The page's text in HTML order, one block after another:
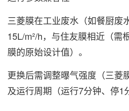
三菱膜在工业废水（如餐厨废
15L/m²/h‌，与住友膜相近（需
膜的原始设计值）。
更换后需调整‌曝气强度‌（三菱
及运行周期（运行7分钟、停1